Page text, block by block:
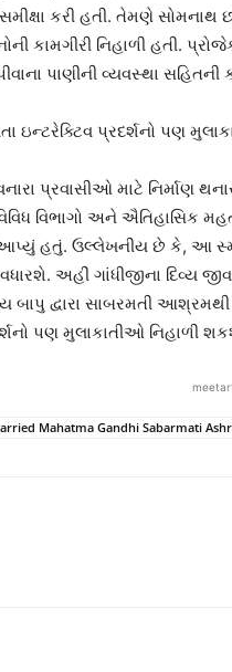
કરી હતી. તેમણે
કામગીરી નિહાળી હતી.
પાણીની વ્યવસ્થા સહિતની
ઇન્ટરેક્ટિવ પ્રદર્શનો પણ
પ્રવાસીઓ માટે નિર્માણ
વિભાગો અને ઐતિહાસિક
આપ્યું હતું. ઉલ્લેખનીય છે કે, આ
અહીં ગાંધીજીના દિવ્ય
બાપુ દ્વારા સાબરમતી
પણ મુલાકાતીઓ નિહાળી
Mahatma Gandhi Sabarmati